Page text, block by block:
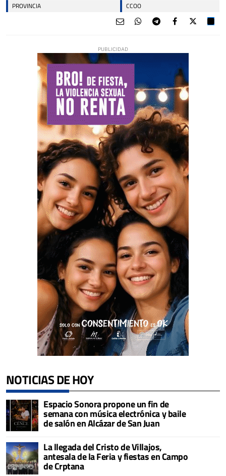
PROVINCIA CCOO
NOTICIAS DE HOY
Espacio Sonora propone un fin de
semana con música electrónica y baile
de salón en Alcázar de San Juan
La llegada del Cristo de Villajos,
antesala de la Feria y fiestas en Campo
de Crptana